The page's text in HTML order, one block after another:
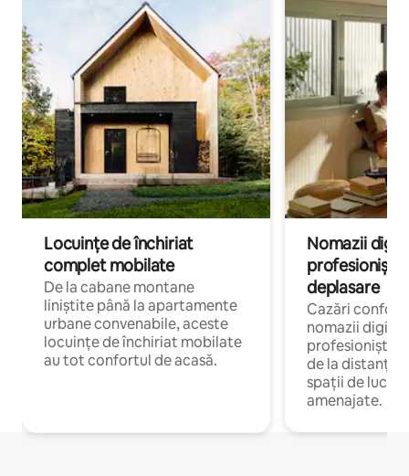
Locuințe de închiriat
complet mobilate
De la cabane montane
liniștite până la apartamente
urbane convenabile, aceste
locuințe de închiriat mobilate
au tot confortul de acasă.
Nomazii
profesioniștii
deplasare
Cazări
nomazii
profesioniștii
de la distanță,
spații de lucru
amenajate.